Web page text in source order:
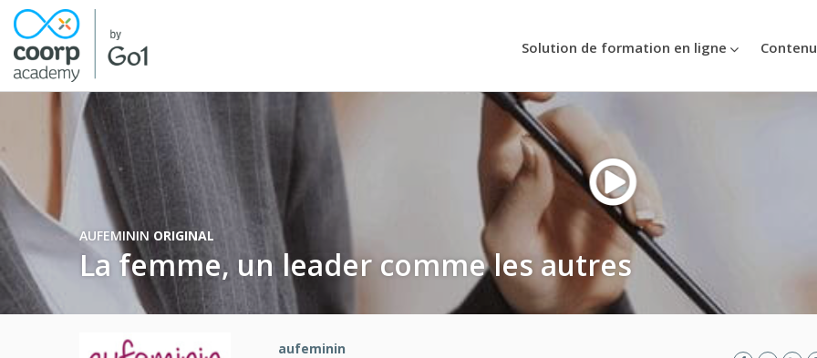
Solution de formation en ligne
AUFEMININORIGINAL
La femme, un leader comme les autres
aufeminin